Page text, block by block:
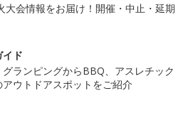
大会情報をお届け！開催・中止・延期
イド
ランピングからBBQ、アスレチック
アウトドアスポットをご紹介